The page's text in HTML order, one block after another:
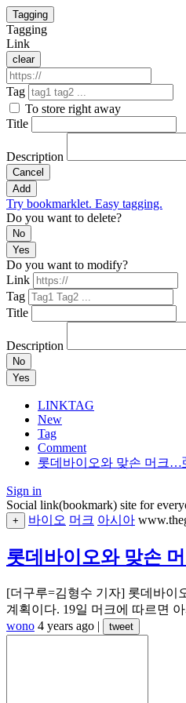
Tagging
Tagging
Link
clear
Tag
To store right away
Title
Description
Cancel
Add
Try bookmarklet. Easy tagging.
Do you want to delete?
No
Yes
Do you want to modify?
Link
Tag
Title
Description
No
Yes
LINKTAG
New
Tag
Comment
롯데바이오와 맞손 머크…
Sign in
Social link(bookmark) site for
+ 바이오 머크 아시아
롯데바이오와 맞손
[더구루=김형수 기자] 롯데바이
계획이다. 19일 머크에 따르면
wono 4 years ago | tweet